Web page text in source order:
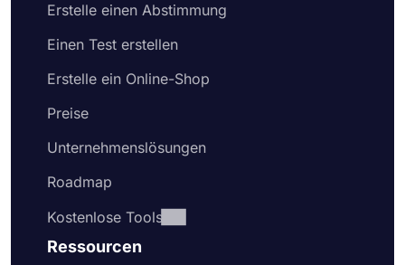
Erstelle einen Abstimmung
Einen Test erstellen
Erstelle ein Online-Shop
Preise
Unternehmenslösungen
Roadmap
Kostenlose Tools
Ressourcen